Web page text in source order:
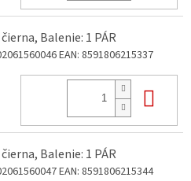
Balenie: 1 PÁR
EAN: 8591806215337
Balenie: 1 PÁR
EAN: 8591806215344